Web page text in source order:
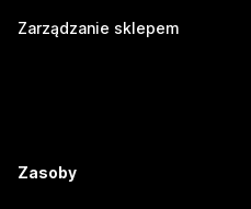
Zarządzanie sklepem
Zasoby